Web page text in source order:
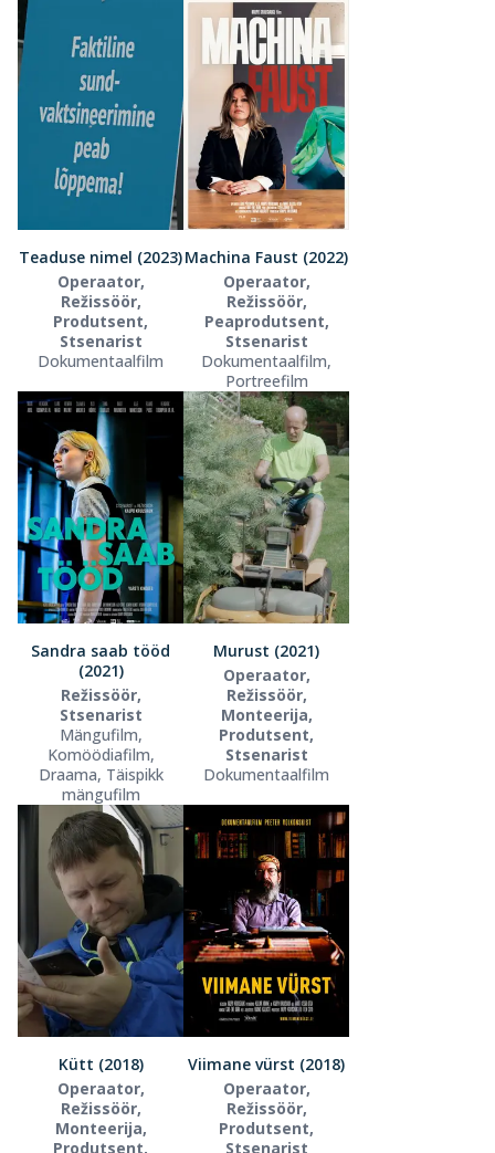
Teaduse nimel (2023)
Operaator,
Režissöör,
Produtsent,
Stsenarist
Dokumentaalfilm
Machina Faust (2022)
Operaator,
Režissöör,
Peaprodutsent,
Stsenarist
Dokumentaalfilm,
Portreefilm
Sandra saab tööd
(2021)
Režissöör,
Stsenarist
Mängufilm,
Komöödiafilm,
Draama, Täispikk
mängufilm
Murust (2021)
Operaator,
Režissöör,
Monteerija,
Produtsent,
Stsenarist
Dokumentaalfilm
Kütt (2018)
Operaator,
Režissöör,
Monteerija,
Produtsent,
Viimane vürst (2018)
Operaator,
Režissöör,
Produtsent,
Stsenarist